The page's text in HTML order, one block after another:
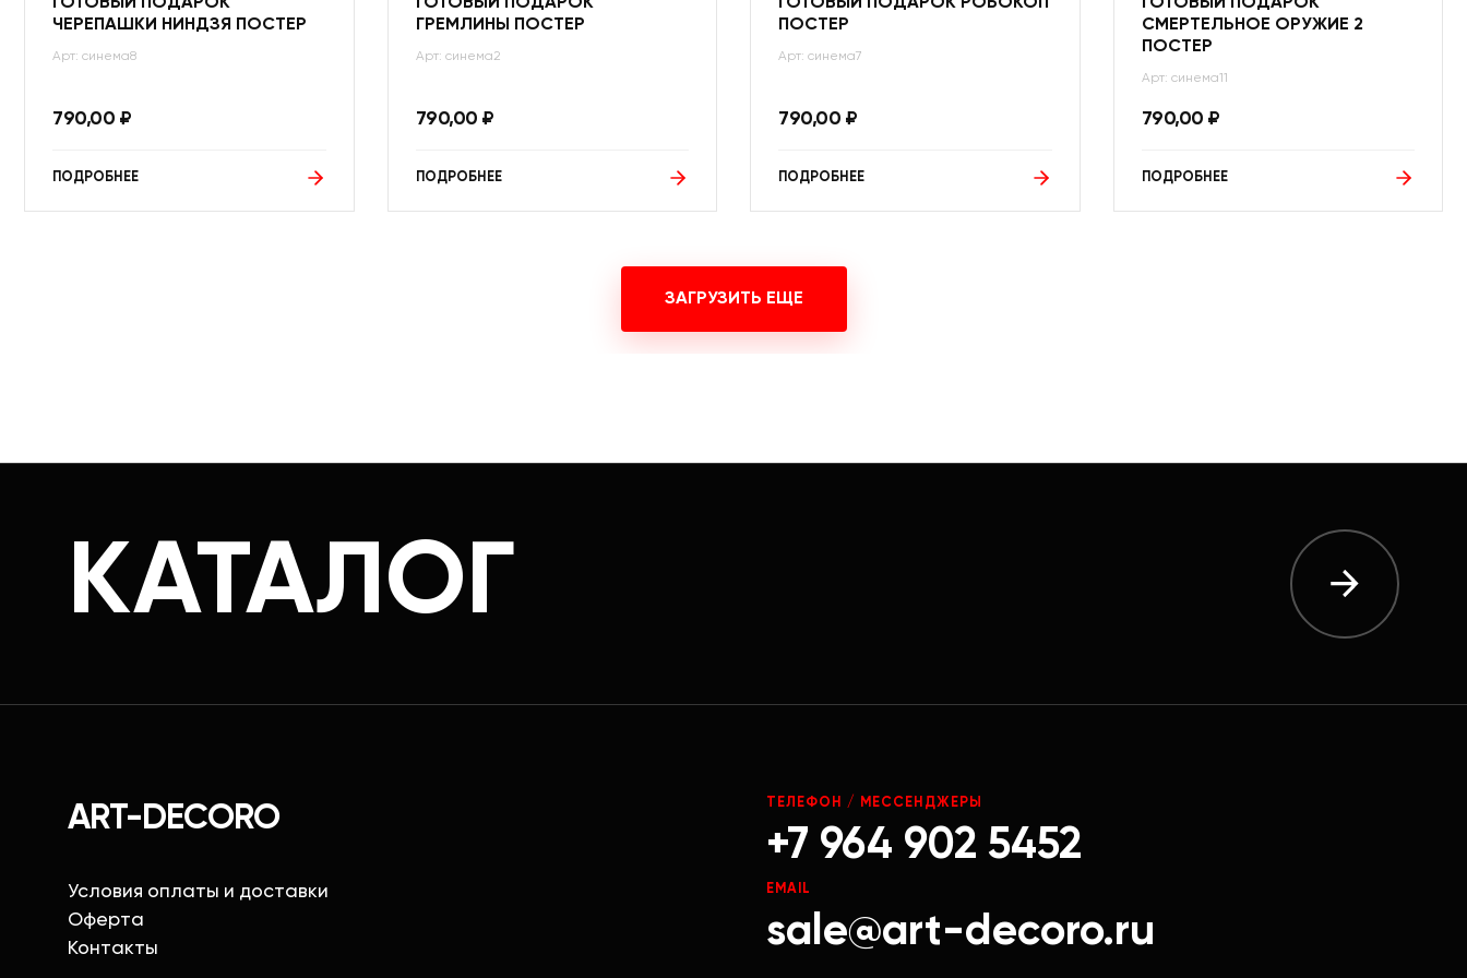
ЧЕРЕПАШКИ НИНДЗЯ ПОСТЕР
Арт: синема8
790,00 ₽
ПОДРОБНЕЕ
ГРЕМЛИНЫ ПОСТЕР
Арт: синема2
790,00 ₽
ПОДРОБНЕЕ
ПОСТЕР
Арт: синема7
790,00 ₽
ПОДРОБНЕЕ
СМЕРТЕЛЬНОЕ ОРУЖИЕ 2
ПОСТЕР
Арт: синема11
790,00 ₽
ПОДРОБНЕЕ
ЗАГРУЗИТЬ ЕЩЕ
КАТАЛОГ
ART-DECORO
Условия оплаты и доставки
Оферта
Контакты
ТЕЛЕФОН / МЕССЕНДЖЕРЫ
+7 964 902 5452
EMAIL
sale@art-decoro.ru